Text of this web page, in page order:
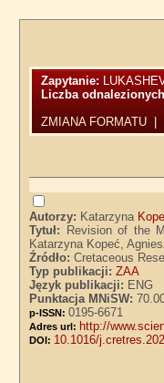
Zapytanie:
Liczba
ZMIANA FORMATU
Autorzy: Katarzyna
Tytuł:
Revision of the
Katarzyna Kopeć,
Źródło:Cretaceous
Typ publikacji:ZAA
Język publikacji: ENG
Punktacja MNiSW:
p-ISSN:0195-6671
Adres url: http://
DOI: 10.1016/